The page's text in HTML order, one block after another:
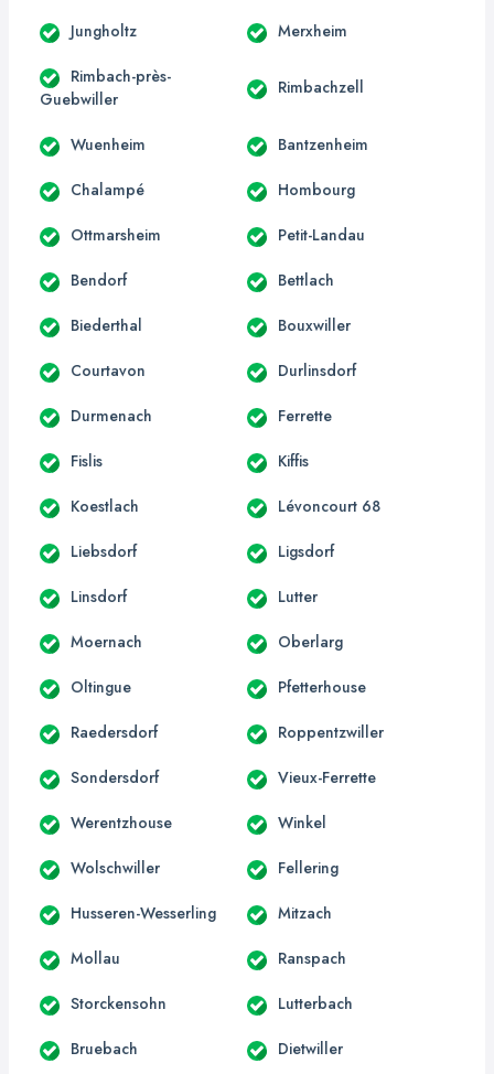
Jungholtz Merxheim
Rimbach-près-
Guebwiller
Rimbachzell
Wuenheim Bantzenheim
Chalampé Hombourg
Ottmarsheim Petit-Landau
Bendorf Bettlach
Biederthal Bouxwiller
Courtavon Durlinsdorf
Durmenach Ferrette
Fislis Kiffis
Koestlach Lévoncourt 68
Liebsdorf Ligsdorf
Linsdorf Lutter
Moernach Oberlarg
Oltingue Pfetterhouse
Raedersdorf Roppentzwiller
Sondersdorf Vieux-Ferrette
Werentzhouse Winkel
Wolschwiller Fellering
Husseren-Wesserling Mitzach
Mollau Ranspach
Storckensohn Lutterbach
Bruebach Dietwiller